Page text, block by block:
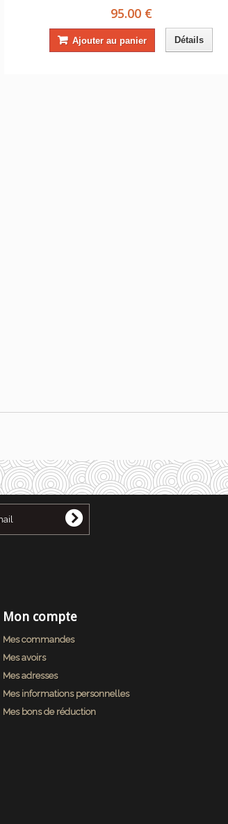
95.00 €
Ajouter au panier Détails
Mon compte
Mes commandes
Mes avoirs
Mes adresses
Mes informations personnelles
Mes bons de réduction